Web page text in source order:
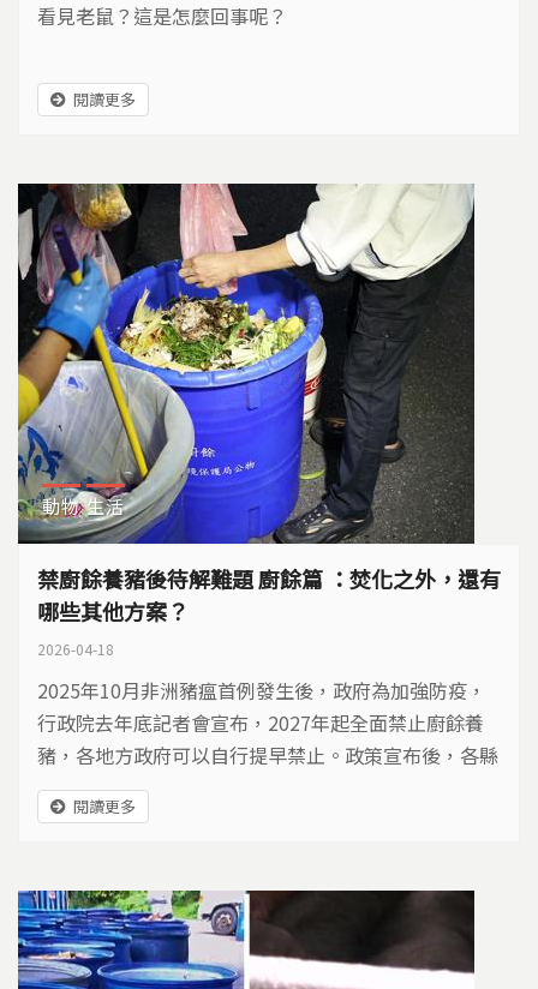
看見老鼠？這是怎麼回事呢？
閱讀更多
動物 生活
禁廚餘養豬後待解難題 廚餘篇 ：焚化之外，還有
哪些其他方案？
2026-04-18
2025年10月非洲豬瘟首例發生後，政府為加強防疫，
行政院去年底記者會宣布，2027年起全面禁止廚餘養
豬，各地方政府可以自行提早禁止。政策宣布後，各縣
市政府祭出不同因應方式處理廚餘，環境部也規劃三年
內提升處理量能，面對大量需要去化的廚餘，環境部規
閱讀更多